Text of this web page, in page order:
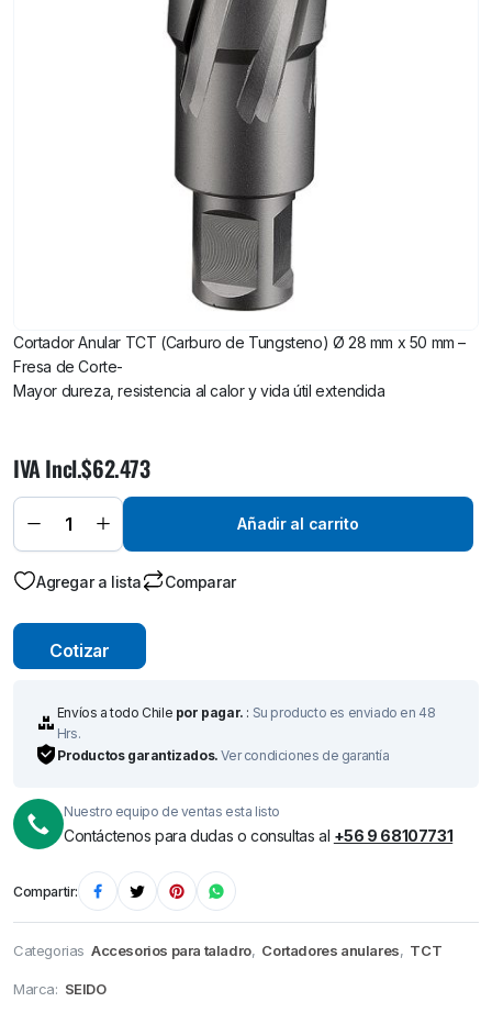
Cortador Anular TCT (Carburo de Tungsteno) Ø 28 mm x 50 mm –
Fresa de Corte-
Mayor dureza, resistencia al calor y vida útil extendida
$62.473
IVA Incl.
Anular TCT
(Carburo
de
Tungsteno)
Ø 28 mm x
50 mm –
Corte-
quantity
Añadir al carrito
Agregar a lista Comparar
Cotizar
Envíos a todo Chile por pagar. : Su producto es enviado en 48
Hrs.
Productos garantizados. Ver condiciones de garantía
Nuestro equipo de ventas esta listo
Contáctenos para dudas o consultas al +56 9 68107731
Compartir:
Categorias Accesorios para taladro, Cortadores anulares, TCT
Marca: SEIDO